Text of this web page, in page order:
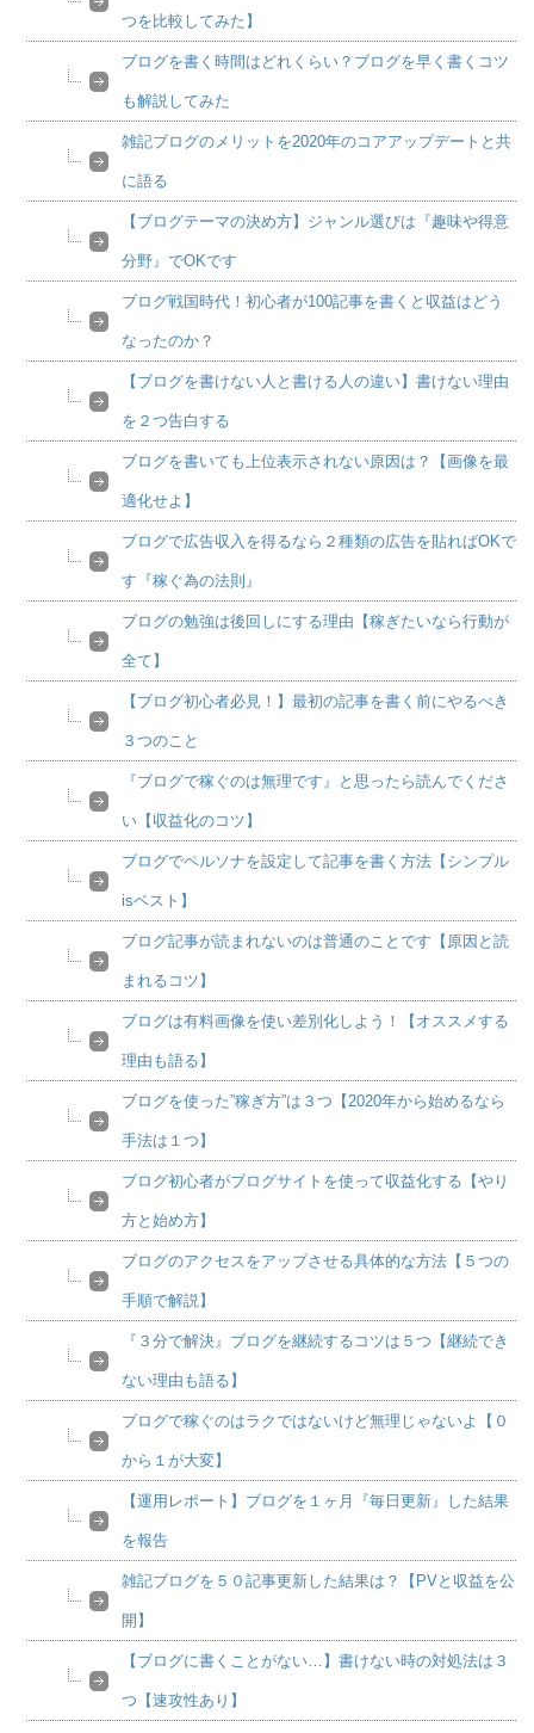
つを比較してみた】
ブログを書く時間はどれくらい？ブログを早く書くコツ
も解説してみた
雑記ブログのメリットを2020年のコアアップデートと共
に語る
【ブログテーマの決め方】ジャンル選びは『趣味や得意
分野』でOKです
ブログ戦国時代！初心者が100記事を書くと収益はどう
なったのか？
【ブログを書けない人と書ける人の違い】書けない理由
を２つ告白する
ブログを書いても上位表示されない原因は？【画像を最
適化せよ】
ブログで広告収入を得るなら２種類の広告を貼ればOKで
す『稼ぐ為の法則』
ブログの勉強は後回しにする理由【稼ぎたいなら行動が
全て】
【ブログ初心者必見！】最初の記事を書く前にやるべき
３つのこと
『ブログで稼ぐのは無理です』と思ったら読んでくださ
い【収益化のコツ】
ブログでペルソナを設定して記事を書く方法【シンプル
isベスト】
ブログ記事が読まれないのは普通のことです【原因と読
まれるコツ】
ブログは有料画像を使い差別化しよう！【オススメする
理由も語る】
ブログを使った”稼ぎ方”は３つ【2020年から始めるなら
手法は１つ】
ブログ初心者がブログサイトを使って収益化する【やり
方と始め方】
ブログのアクセスをアップさせる具体的な方法【５つの
手順で解説】
『３分で解決』ブログを継続するコツは５つ【継続でき
ない理由も語る】
ブログで稼ぐのはラクではないけど無理じゃないよ【０
から１が大変】
【運用レポート】ブログを１ヶ月『毎日更新』した結果
を報告
雑記ブログを５０記事更新した結果は？【PVと収益を公
開】
【ブログに書くことがない…】書けない時の対処法は３
つ【速攻性あり】